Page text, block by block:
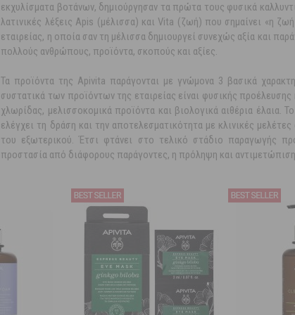
εκχυλίσματα βοτάνων, δημιούργησαν τα πρώτα τους φυσικά
λατινικές λέξεις Apis (μέλισσα) και Vita (ζωή) που σημαίνει «η
εταιρείας, η οποία σαν τη μέλισσα δημιουργεί συνεχώς αξία και
πολλούς ανθρώπους, προϊόντα, σκοπούς και αξίες.
Τα προϊόντα της Apivita παράγονται με γνώμονα 3 βασικά
συστατικά των προϊόντων της εταιρείας είναι φυσικής
χλωρίδας, μελισσοκομικά προϊόντα και βιολογικά αιθέρια έλαια.
ελέγχει τη δράση και την αποτελεσματικότητα με κλινικές
του εξωτερικού. Έτσι φτάνει στο τελικό στάδιο παραγωγής
προστασία από διάφορους παράγοντες, η πρόληψη και